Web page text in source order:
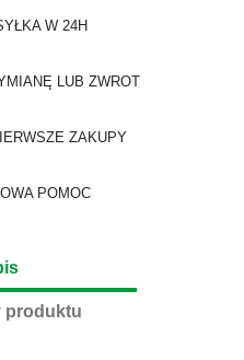
W 24H
LUB ZWROT
ZAKUPY
POMOC
produktu